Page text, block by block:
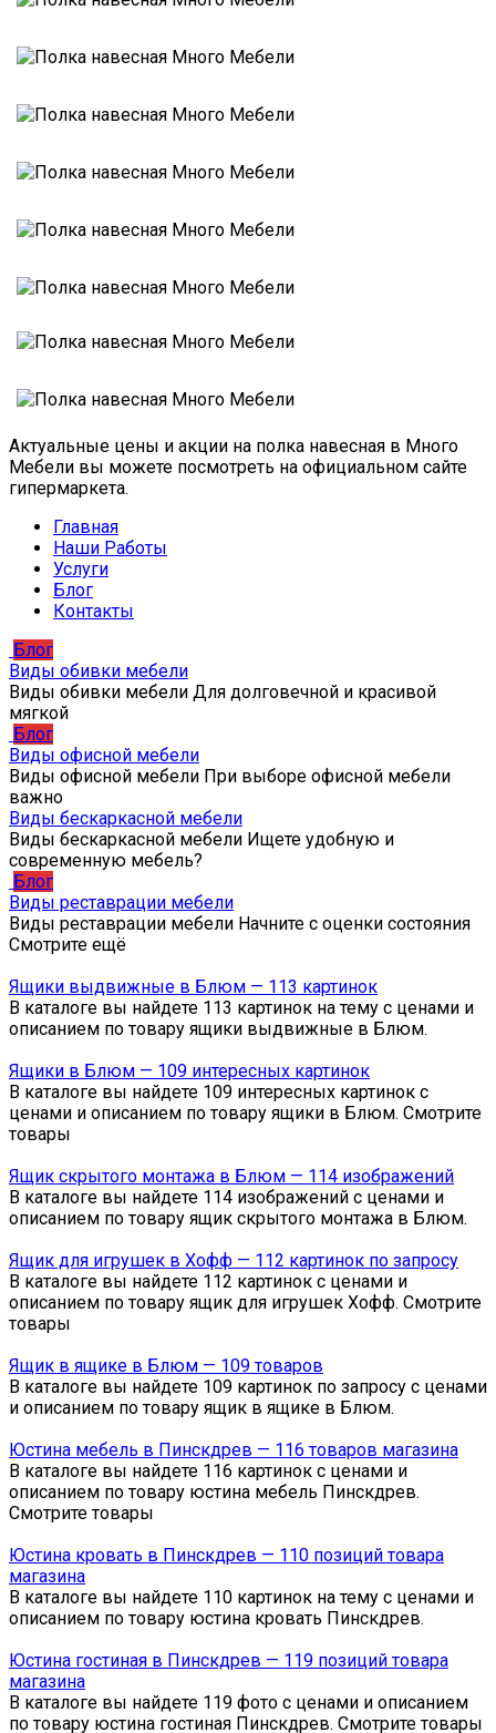
Актуальные цены и акции на полка навесная в Много
Мебели вы можете посмотреть на официальном сайте
гипермаркета.
Главная
Наши Работы
Услуги
Блог
Контакты
Блог
Виды обивки мебели
Виды обивки мебели Для долговечной и красивой
мягкой
Блог
Виды офисной мебели
Виды офисной мебели При выборе офисной мебели
важно
Виды бескаркасной мебели
Виды бескаркасной мебели Ищете удобную и
современную мебель?
Блог
Виды реставрации мебели
Виды реставрации мебели Начните с оценки состояния
Смотрите ещё
Ящики выдвижные в Блюм — 113 картинок
В каталоге вы найдете 113 картинок на тему с ценами и
описанием по товару ящики выдвижные в Блюм.
Ящики в Блюм — 109 интересных картинок
В каталоге вы найдете 109 интересных картинок с
ценами и описанием по товару ящики в Блюм. Смотрите
товары
Ящик скрытого монтажа в Блюм — 114 изображений
В каталоге вы найдете 114 изображений с ценами и
описанием по товару ящик скрытого монтажа в Блюм.
Ящик для игрушек в Хофф — 112 картинок по запросу
В каталоге вы найдете 112 картинок с ценами и
описанием по товару ящик для игрушек Хофф. Смотрите
товары
Ящик в ящике в Блюм — 109 товаров
В каталоге вы найдете 109 картинок по запросу с ценами
и описанием по товару ящик в ящике в Блюм.
Юстина мебель в Пинскдрев — 116 товаров магазина
В каталоге вы найдете 116 картинок с ценами и
описанием по товару юстина мебель Пинскдрев.
Смотрите товары
Юстина кровать в Пинскдрев — 110 позиций товара
магазина
В каталоге вы найдете 110 картинок на тему с ценами и
описанием по товару юстина кровать Пинскдрев.
Юстина гостиная в Пинскдрев — 119 позиций товара
магазина
В каталоге вы найдете 119 фото с ценами и описанием
по товару юстина гостиная Пинскдрев. Смотрите товары